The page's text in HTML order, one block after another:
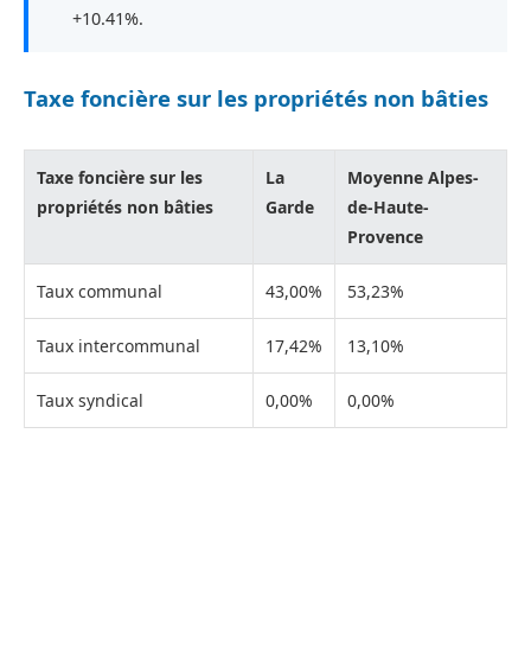
+10.41%.
Taxe foncière sur les propriétés non bâties
Taxe foncière sur les
propriétés non bâties
La
Garde
Moyenne Alpes-
de-Haute-
Provence
Taux communal 43,00% 53,23%
Taux intercommunal 17,42% 13,10%
Taux syndical 0,00% 0,00%